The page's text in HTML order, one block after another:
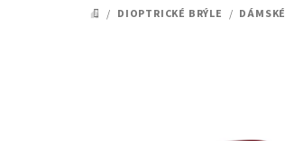
DOMŮ
/ DIOPTRICKÉ BRÝLE / DÁMSKÉ